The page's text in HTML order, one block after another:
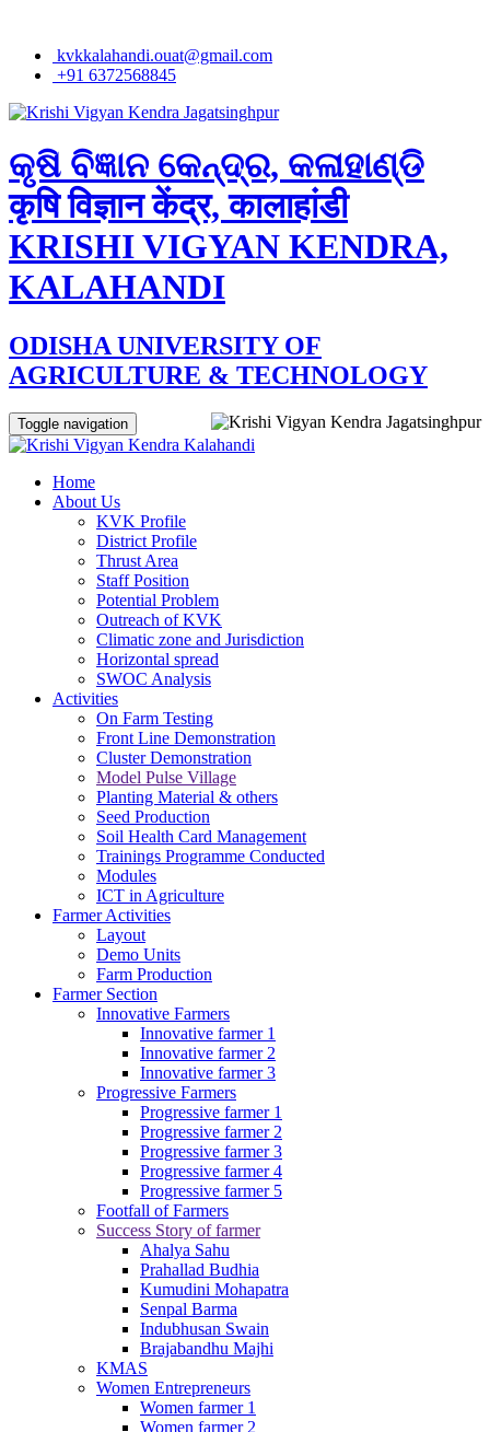
kvkkalahandi.ouat@gmail.com
+91 6372568845
କୃଷି ବିଜ୍ଞାନ କେନ୍ଦ୍ର, କଳାହାଣ୍ଡି
कृषि विज्ञान केंद्र, कालाहांडी
KRISHI VIGYAN KENDRA,
KALAHANDI
ODISHA UNIVERSITY OF
AGRICULTURE & TECHNOLOGY
Toggle navigation
Home
About Us
KVK Profile
District Profile
Thrust Area
Staff Position
Potential Problem
Outreach of KVK
Climatic zone and Jurisdiction
Horizontal spread
SWOC Analysis
Activities
On Farm Testing
Front Line Demonstration
Cluster Demonstration
Model Pulse Village
Planting Material & others
Seed Production
Soil Health Card Management
Trainings Programme Conducted
Modules
ICT in Agriculture
Farmer Activities
Layout
Demo Units
Farm Production
Farmer Section
Innovative Farmers
Innovative farmer 1
Innovative farmer 2
Innovative farmer 3
Progressive Farmers
Progressive farmer 1
Progressive farmer 2
Progressive farmer 3
Progressive farmer 4
Progressive farmer 5
Footfall of Farmers
Success Story of farmer
Ahalya Sahu
Prahallad Budhia
Kumudini Mohapatra
Senpal Barma
Indubhusan Swain
Brajabandhu Majhi
KMAS
Women Entrepreneurs
Women farmer 1
Women farmer 2